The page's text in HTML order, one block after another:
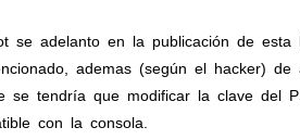
se adelanto en la publicación de
ademas (según el hacker) de
se tendría que modificar la clave del
con la consola.